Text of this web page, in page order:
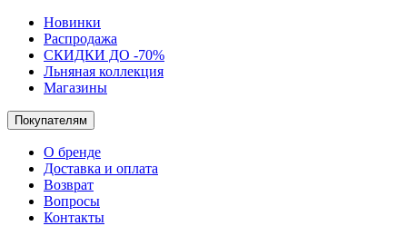
Новинки
Распродажа
СКИДКИ ДО -70%
Льняная коллекция
Магазины
Покупателям
О бренде
Доставка и оплата
Возврат
Вопросы
Контакты